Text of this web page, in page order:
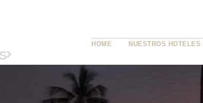
HOME NUESTROS HOTELES